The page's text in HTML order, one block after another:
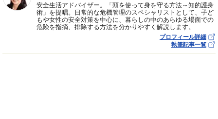
安全生活アドバイザー。「頭を使って身を守る方法～知的護身
術」を提唱。日常的な危機管理のスペシャリストとして、子ど
もや女性の安全対策を中心に、暮らしの中のあらゆる場面での
危険を指摘、排除する方法を分かりやすく解説します。
プロフィール詳細
執筆記事一覧